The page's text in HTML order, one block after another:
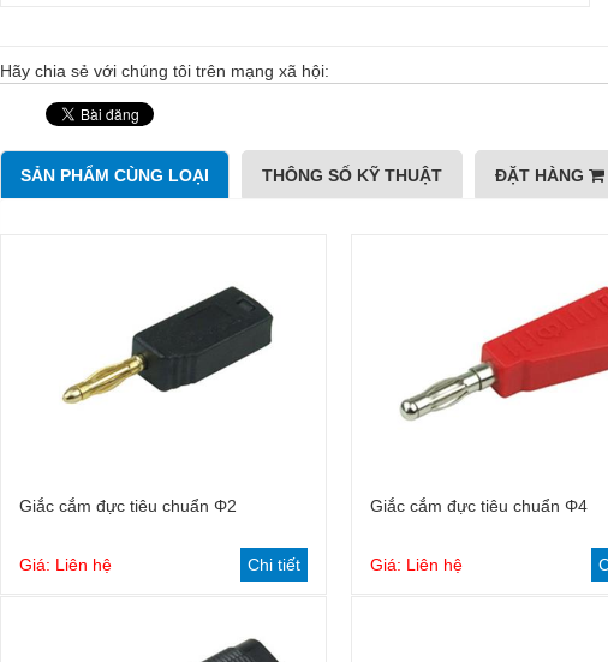
Hãy chia sẻ với chúng tôi trên mạng xã hội:
SẢN PHẨM CÙNG LOẠI THÔNG SỐ KỸ THUẬT ĐẶT HÀNG
Giắc cắm đực tiêu chuẩn Φ2
Giá: Liên hệ Chi tiết
Giắc cắm đực tiêu chuẩn Φ4
Giá: Liên hệ